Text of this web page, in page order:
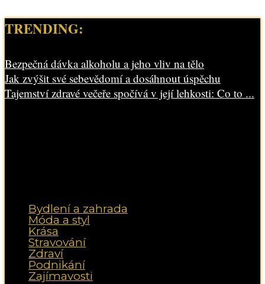
TRENDING:
Bezpečná dávka alkoholu a jeho vliv na tělo
Jak zvýšit své sebevědomí a dosáhnout úspěchu
Tajemství zdravé večeře spočívá v její lehkosti: Co to ...
Bydlení a zahrada
Móda a styl
Krása
Stravování
Zdraví
Podnikání
Zajímavosti